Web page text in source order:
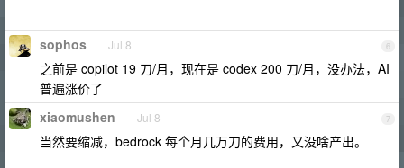
6
sophos Jul 8
之前是 copilot 19 刀/月，现在是 codex 200 刀/月，没办法，AI
普遍涨价了
7
xiaomushen Jul 8
当然要缩减，bedrock 每个月几万刀的费用，又没啥产出。